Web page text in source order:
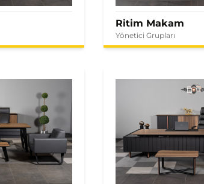
Ritim Makam
Yönetici Grupları